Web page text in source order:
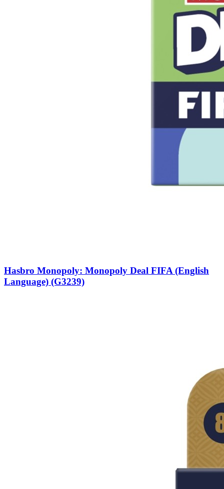
Hasbro Monopoly: Monopoly Deal FIFA (English
Language) (G3239)